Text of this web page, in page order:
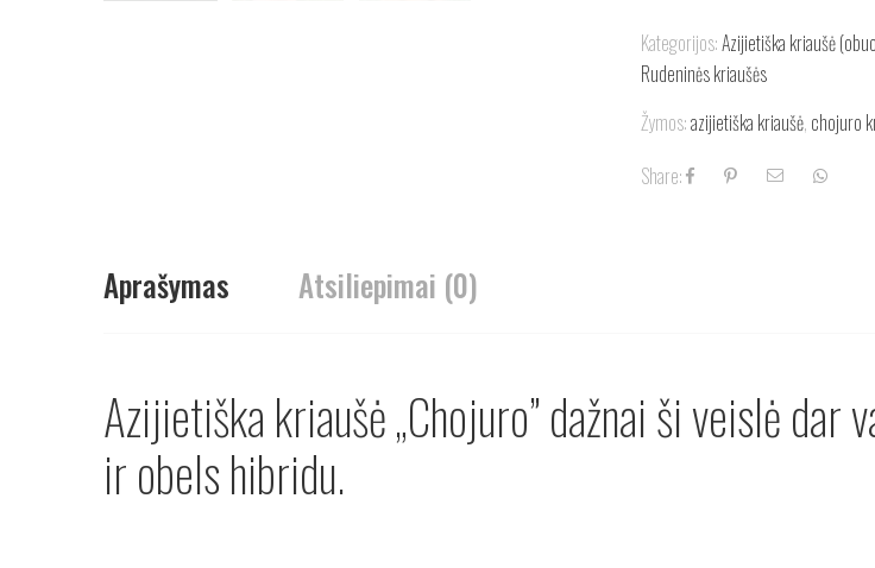
Kategorijos:Azijietiška kriaušė
Rudeninės kriaušės
Žymos:azijietiška kriaušė, chojuro
Share:
Aprašymas Atsiliepimai (0)
Azijietiška kriaušė „Chojuro” dažnai ši veislė dar
ir obels hibridu.